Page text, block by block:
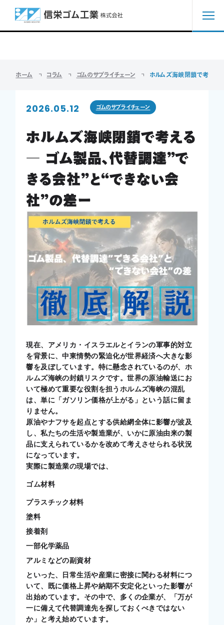
サービス紹介
解決事例
採用情報
TEL.058-389-1611
受付時間 平日8:30-17:30
今すぐ無料相談 カタログを見る
ホーム コラム ゴムのサプライチェーン ホルムズ海峡閉鎖で考える
2026.05.12 ゴムのサプライチェーン
ホルムズ海峡閉鎖で考える
― ゴム製品、代替調達”で
きる会社”と“できない会
社”の差ー
現在、アメリカ・イスラエルとイランの軍事的対立
を背景に、中東情勢の緊迫化が世界経済へ大きな影
響を及ぼしています。特に懸念されているのが、ホ
ルムズ海峡の封鎖リスクです。世界の原油輸送にお
いて極めて重要な役割を担うホルムズ海峡の混乱
は、単に「ガソリン価格が上がる」という話に留ま
りません。
原油やナフサを起点とする供給網全体に影響が波及
し、私たちの生活や製造業が、いかに原油由来の製
品に支えられているかを改めて考えさせられる状況
になっています。
実際に製造業の現場では、
ゴム材料
プラスチック材料
塗料
接着剤
一部化学薬品
アルミなどの副資材
といった、日常生活や産業に密接に関わる材料につ
いて、既に価格上昇や納期不安定化といった影響が
出始めています。その中で、多くの企業が、「万が
一に備えて代替調達先を探しておくべきではない
か」と考え始めています。